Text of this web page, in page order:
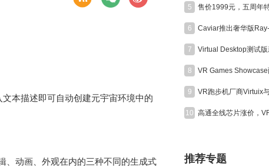
本描述即可自动创建元宇宙环境中的
、动画、外观在内的三种不同的生成式
5
6
7
8
9
10
推荐专题